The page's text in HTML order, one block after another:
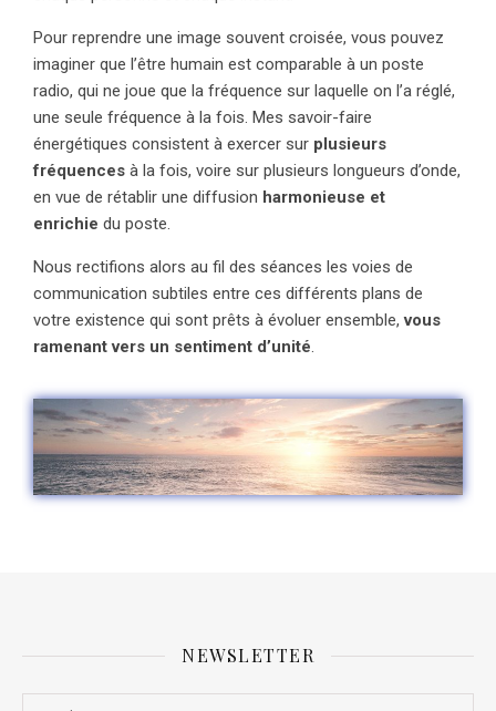
Pour reprendre une image souvent croisée, vous pouvez
imaginer que l’être humain est comparable à un poste
radio, qui ne joue que la fréquence sur laquelle on l’a réglé,
une seule fréquence à la fois. Mes savoir-faire
énergétiques consistent à exercer sur plusieurs
fréquences à la fois, voire sur plusieurs longueurs d’onde,
en vue de rétablir une diffusion harmonieuse et
enrichie du poste.
Nous rectifions alors au fil des séances les voies de
communication subtiles entre ces différents plans de
votre existence qui sont prêts à évoluer ensemble,vous
ramenant vers un sentiment d’unité.
NEWSLETTER